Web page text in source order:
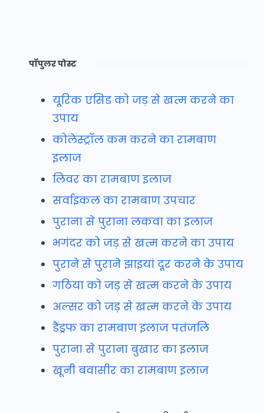
पॉपुलर पोस्ट
यूरिक एसिड को जड़ से खत्म करने का
उपाय
कोलेस्ट्रॉल कम करने का रामबाण
इलाज
लिवर का रामबाण इलाज
सर्वाइकल का रामबाण उपचार
पुराना से पुराना लकवा का इलाज
भगंदर को जड़ से खत्म करने का उपाय
पुराने से पुराने झाइयां दूर करने के उपाय
गठिया को जड़ से खत्म करने के उपाय
अल्सर को जड़ से खत्म करने के उपाय
डैंड्रफ का रामबाण इलाज पतंजलि
पुराना से पुराना बुखार का इलाज
खूनी बवासीर का रामबाण इलाज